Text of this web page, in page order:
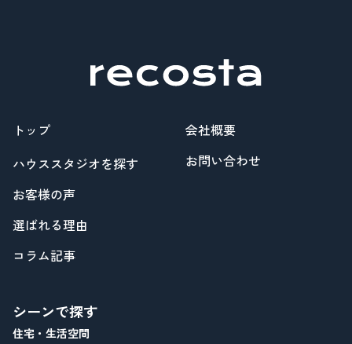
トップ
ハウススタジオを探す
お客様の声
選ばれる理由
コラム記事
会社概要
お問い合わせ
シーンで探す
住宅・生活空間